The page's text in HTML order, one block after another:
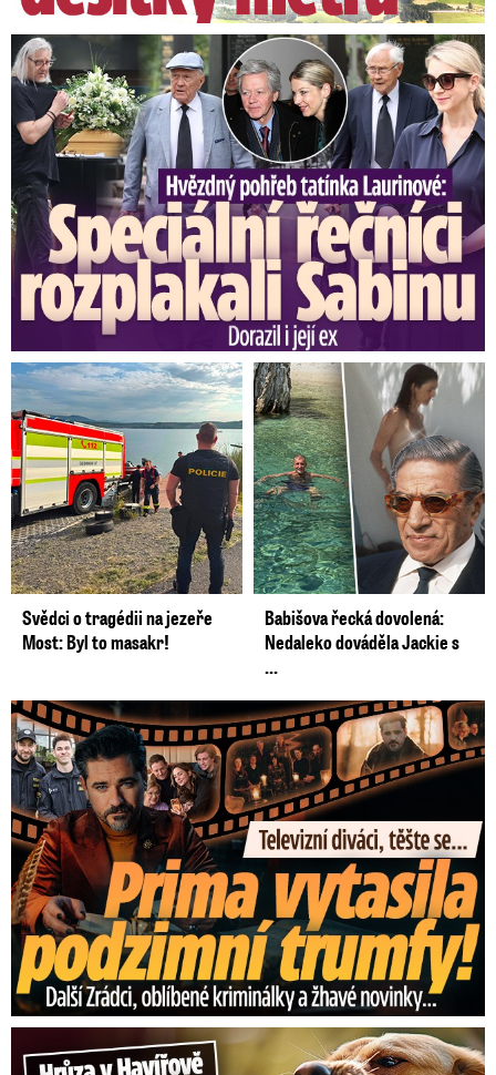
dopravce Pendolina mezi své prémiové vozy.
Speciální řečníci nad rakví Laurina: Rozbrečeli i dceru
Svědci o tragédii na jezeře
Most: Byl to masakr!
Babišova řecká dovolená:
Nedaleko dováděla Jackie s
...
Prima vytasila podzimní trumfy! Další Zrádci a žhavé novinky
Hrůza v Havířově: Pes pokousal chlapečka (2) ve tváři!